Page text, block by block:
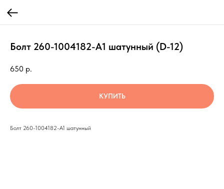
Болт 260-1004182-А1 шатунный (D-12)
650 р.
КУПИТЬ
Болт 260-1004182-А1 шатунный